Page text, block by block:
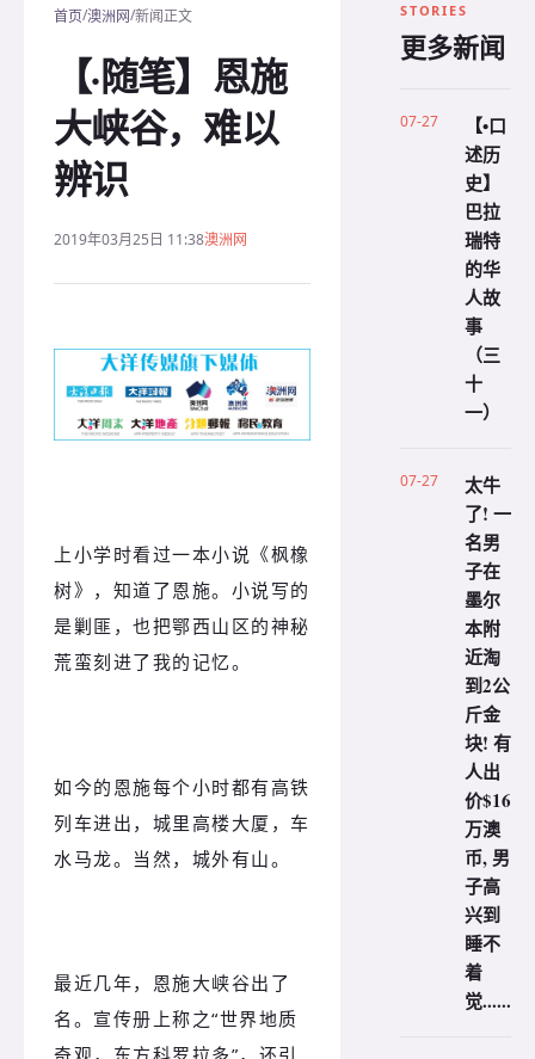
首页/澳洲网/新闻正文
【·随笔】恩施
大峡谷，难以
辨识
2019年03月25日 11:38澳洲网
上小学时看过一本小说《枫橡
树》，知道了恩施。小说写的
是剿匪，也把鄂西山区的神秘
荒蛮刻进了我的记忆。
如今的恩施每个小时都有高铁
列车进出，城里高楼大厦，车
水马龙。当然，城外有山。
最近几年，恩施大峡谷出了
名。宣传册上称之“世界地质
奇观，东方科罗拉多”，还引
STORIES
更多新闻
07-27
【•口
述历
史】
巴拉
瑞特
的华
人故
事
（三
十
一）
07-27
太牛
了! 一
名男
子在
墨尔
本附
近淘
到2公
斤金
块! 有
人出
价$16
万澳
币, 男
子高
兴到
睡不
着
觉......